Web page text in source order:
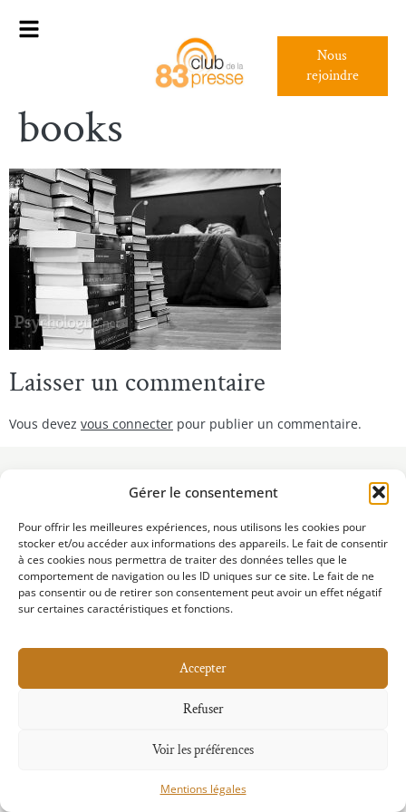
Gérer le consentement
Pour offrir les meilleures expériences, nous utilisons les cookies pour
stocker et/ou accéder aux informations des appareils. Le fait de consentir
à ces cookies nous permettra de traiter des données telles que le
comportement de navigation ou les ID uniques sur ce site. Le fait de ne
pas consentir ou de retirer son consentement peut avoir un effet négatif
sur certaines caractéristiques et fonctions.
Accepter
Refuser
Voir les préférences
Mentions légales
Nous
rejoindre
books
Laisser un commentaire
Vous devez vous connecter pour publier un commentaire.
Mentions Légales
Copyright © 2025 Club de la presse 83